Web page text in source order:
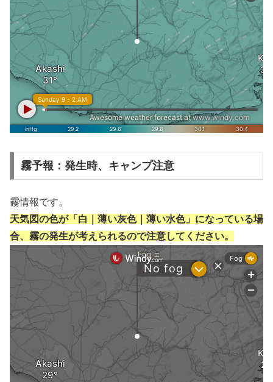
霧予報：発生時、キャンプ注意
霧情報です。
天気図の色が「白｜薄い灰色｜薄い水色」になっている場
合、霧の発生が考えられるので注意してください。